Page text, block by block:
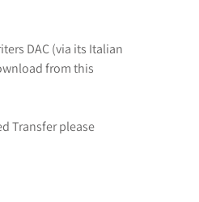
DAC (via its Italian
from this
Transfer please